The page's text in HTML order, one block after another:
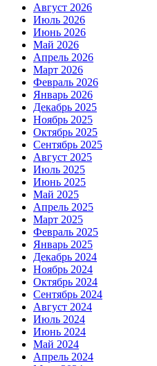
Август 2026
Июль 2026
Июнь 2026
Май 2026
Апрель 2026
Март 2026
Февраль 2026
Январь 2026
Декабрь 2025
Ноябрь 2025
Октябрь 2025
Сентябрь 2025
Август 2025
Июль 2025
Июнь 2025
Май 2025
Апрель 2025
Март 2025
Февраль 2025
Январь 2025
Декабрь 2024
Ноябрь 2024
Октябрь 2024
Сентябрь 2024
Август 2024
Июль 2024
Июнь 2024
Май 2024
Апрель 2024